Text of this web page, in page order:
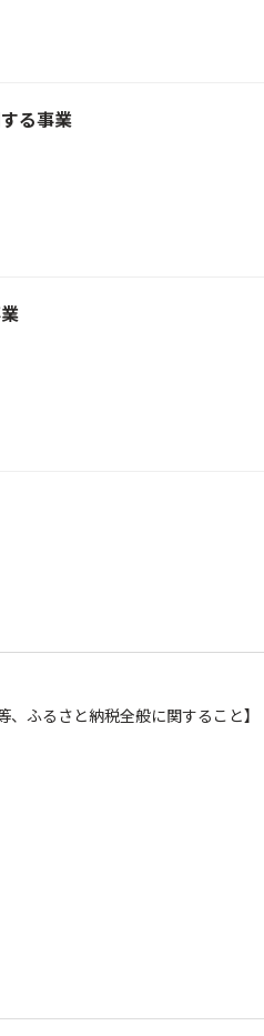
る事業
ふるさと納税全般に関すること】